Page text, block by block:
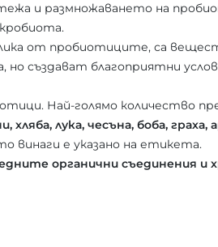
и размножаването на
от пробиотиците, са
създават благоприятни
Най-голямо количество
хляба, лука, чесъна, боба,
винаги е указано на етикета.
органични съединения и